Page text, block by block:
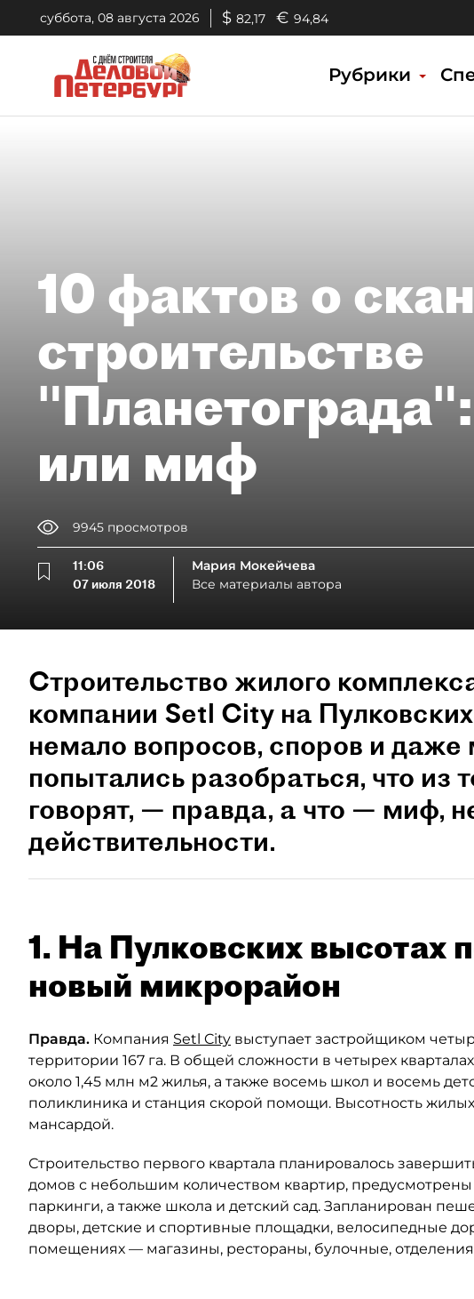
суббота, 08 августа 2026 $ 82,17 € 94,84
Рубрики
10 фактов о
строительстве
или миф
9945 просмотров
11:06
07 июля 2018
Мария Мокейчева
Все материалы автора
Строительство жилого
компании Setl City на
немало вопросов, споров и
попытались разобраться, что из
говорят, — правда, а что — миф,
действительности.
1. На Пулковских высотах
новый микрорайон
Правда. Компания Setl City выступает застройщиком
территории 167 га. В общей сложности в четырех
около 1,45 млн м2 жилья, а также восемь школ и восемь
поликлиника и станция скорой помощи. Высотность
мансардой.
Строительство первого квартала планировалось
домов с небольшим количеством квартир,
паркинги, а также школа и детский сад. Запланирован
дворы, детские и спортивные площадки, велосипедные
помещениях — магазины, рестораны, булочные, отделения